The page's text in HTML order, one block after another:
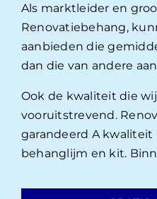
Als marktleider en
Renovatiebehang,
aanbieden die
dan die van andere
Ook de kwaliteit die
vooruitstrevend.
garandeerd A kwaliteit
behanglijm en kit.